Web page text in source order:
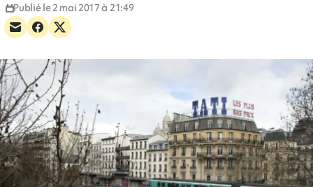
Publié le 2 mai 2017 à 21:49